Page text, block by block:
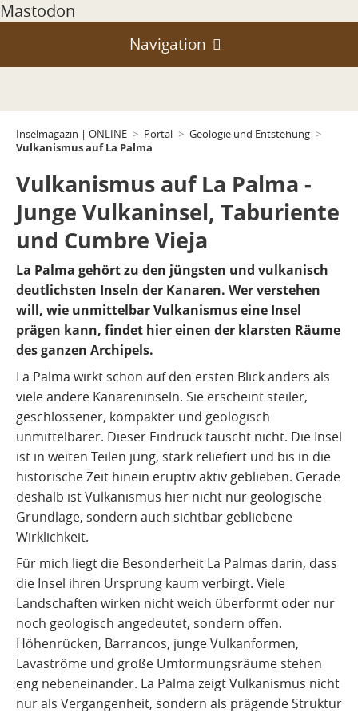
Mastodon
Navigation
Vulkanismus
Vulkanismus auf Teneriffa
Entstehung
Landschaft
Ausbrüche
Gegenwart
Quellen
Vulkanismus auf Gran Canaria
Vulkanismus auf La Palma
Vulkanismus auf Lanzarote
Vulkanismus auf Fuerteventura
Vulkanismus auf La Gomera
Vulkanismus auf El Hierro
Vulkanismus auf La Graciosa
Klima, Passate, Wetter und Jahreszeiten
Natur- und Schutzgebiete
Klein-Inseln & Felsen
Geschichte und Atlantikraum
Wirtschaft und Infrastruktur
Alltag und Orientierung
Kultur und Alltag
Teneriffa
Gran Canaria
La Palma
Lanzarote
Fuerteventura
La Gomera
El Hierro
La Graciosa
Inselmagazin | ONLINE > Portal > Geologie und Entstehung >
Vulkanismus auf La Palma
Vulkanismus auf La Palma -
Junge Vulkaninsel, Taburiente
und Cumbre Vieja
La Palma gehört zu den jüngsten und vulkanisch
deutlichsten Inseln der Kanaren. Wer verstehen
will, wie unmittelbar Vulkanismus eine Insel
prägen kann, findet hier einen der klarsten Räume
des ganzen Archipels.
La Palma wirkt schon auf den ersten Blick anders als
viele andere Kanareninseln. Sie erscheint steiler,
geschlossener, kompakter und geologisch
unmittelbarer. Dieser Eindruck täuscht nicht. Die Insel
ist in weiten Teilen jung, stark reliefiert und bis in die
historische Zeit hinein eruptiv aktiv geblieben. Gerade
deshalb ist Vulkanismus hier nicht nur geologische
Grundlage, sondern auch sichtbar gebliebene
Wirklichkeit.
Für mich liegt die Besonderheit La Palmas darin, dass
die Insel ihren Ursprung kaum verbirgt. Viele
Landschaften wirken nicht weich überformt oder nur
noch geologisch angedeutet, sondern offen.
Höhenrücken, Barrancos, junge Vulkanformen,
Lavaströme und große Umformungsräume stehen
eng nebeneinander. La Palma zeigt Vulkanismus nicht
nur als Vergangenheit, sondern als prägende Struktur